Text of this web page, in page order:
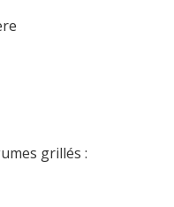
grillés :